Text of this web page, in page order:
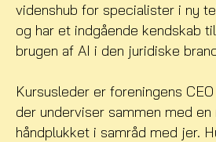
videnshub for specialister i ny
og har et indgående kendskab
brugen af AI i den juridiske
Kursusleder er foreningens
der underviser sammen med
håndplukket i samråd med jer.